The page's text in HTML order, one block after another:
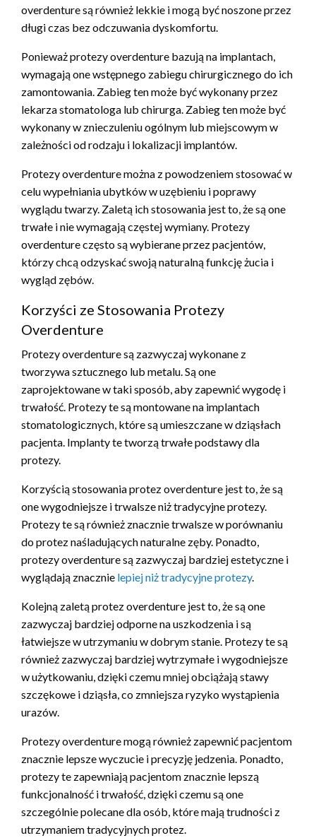
overdenture są również lekkie i mogą być noszone przez
długi czas bez odczuwania dyskomfortu.
Ponieważ protezy overdenture bazują na implantach,
wymagają one wstępnego zabiegu chirurgicznego do ich
zamontowania. Zabieg ten może być wykonany przez
lekarza stomatologa lub chirurga. Zabieg ten może być
wykonany w znieczuleniu ogólnym lub miejscowym w
zależności od rodzaju i lokalizacji implantów.
Protezy overdenture można z powodzeniem stosować w
celu wypełniania ubytków w uzębieniu i poprawy
wyglądu twarzy. Zaletą ich stosowania jest to, że są one
trwałe i nie wymagają częstej wymiany. Protezy
overdenture często są wybierane przez pacjentów,
którzy chcą odzyskać swoją naturalną funkcję żucia i
wygląd zębów.
Korzyści ze Stosowania Protezy
Overdenture
Protezy overdenture są zazwyczaj wykonane z
tworzywa sztucznego lub metalu. Są one
zaprojektowane w taki sposób, aby zapewnić wygodę i
trwałość. Protezy te są montowane na implantach
stomatologicznych, które są umieszczane w dziąsłach
pacjenta. Implanty te tworzą trwałe podstawy dla
protezy.
Korzyścią stosowania protez overdenture jest to, że są
one wygodniejsze i trwalsze niż tradycyjne protezy.
Protezy te są również znacznie trwalsze w porównaniu
do protez naśladujących naturalne zęby. Ponadto,
protezy overdenture są zazwyczaj bardziej estetyczne i
wyglądają znacznie lepiej niż tradycyjne protezy.
Kolejną zaletą protez overdenture jest to, że są one
zazwyczaj bardziej odporne na uszkodzenia i są
łatwiejsze w utrzymaniu w dobrym stanie. Protezy te są
również zazwyczaj bardziej wytrzymałe i wygodniejsze
w użytkowaniu, dzięki czemu mniej obciążają stawy
szczękowe i dziąsła, co zmniejsza ryzyko wystąpienia
urazów.
Protezy overdenture mogą również zapewnić pacjentom
znacznie lepsze wyczucie i precyzję jedzenia. Ponadto,
protezy te zapewniają pacjentom znacznie lepszą
funkcjonalność i trwałość, dzięki czemu są one
szczególnie polecane dla osób, które mają trudności z
utrzymaniem tradycyjnych protez.